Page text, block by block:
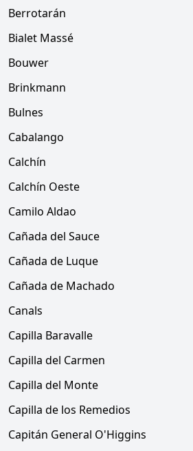
Berrotarán
Bialet Massé
Bouwer
Brinkmann
Bulnes
Cabalango
Calchín
Calchín Oeste
Camilo Aldao
Cañada del Sauce
Cañada de Luque
Cañada de Machado
Canals
Capilla Baravalle
Capilla del Carmen
Capilla del Monte
Capilla de los Remedios
Capitán General O'Higgins